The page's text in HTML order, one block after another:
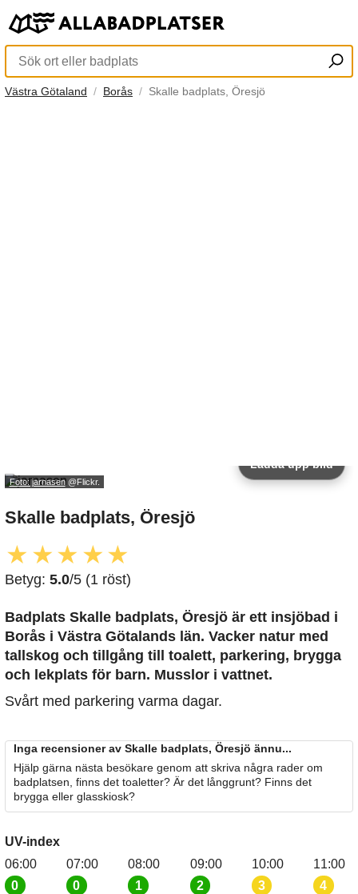
Västra Götaland Borås Skalle badplats, Öresjö
Foto: jarnasen@Flickr.
Ladda upp bild
Skalle badplats, Öresjö
★ ★★ ★★
Betyg: 5.0/5 (1 röst)
Badplats Skalle badplats, Öresjö är ett insjöbad i
Borås i Västra Götalands län. Vacker natur med
tallskog och tillgång till toalett, parkering, brygga
och lekplats för barn. Musslor i vattnet.
Svårt med parkering varma dagar.
Inga recensioner av Skalle badplats, Öresjö ännu...
Hjälp gärna nästa besökare genom att skriva några rader om
badplatsen, finns det toaletter? Är det långgrunt? Finns det
brygga eller glasskiosk?
UV-index
06:00
0
07:00
0
08:00
1
09:00
2
10:00
3
11:00
4